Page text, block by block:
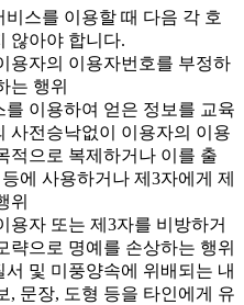
스를 이용할 때 다음 각 호
않아야 합니다.
용자의 이용자번호를 부정하
는 행위
를 이용하여 얻은 정보를 교육
사전승낙없이 이용자의 이용
적으로 복제하거나 이를 출
에 사용하거나 제3자에게 제
위
용자 또는 제3자를 비방하거
략으로 명예를 손상하는 행위
서 및 미풍양속에 위배되는 내
, 문장, 도형 등을 타인에게 유